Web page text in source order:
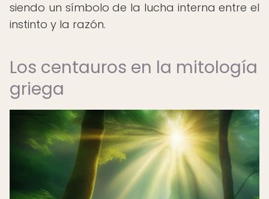
siendo un símbolo de la lucha interna entre el
instinto y la razón.
Los centauros en la mitología
griega